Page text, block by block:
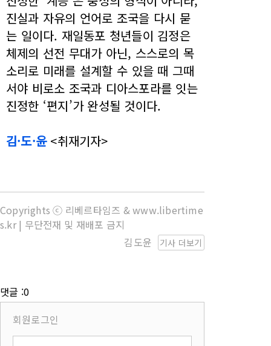
진실과 자유의 언어로 조국을 다시 묻
는 일이다. 재일동포 청년들이 김정은
체제의 선전 무대가 아닌, 스스로의 목
소리로 미래를 설계할 수 있을 때 그때
서야 비로소 조국과 디아스포라를 잇는
진정한 ‘편지’가 완성될 것이다.
김·도·윤<취재기자>
Copyrights ⓒ 리베르타임즈 & www.libertime
s.kr | 무단전재 및 재배포 금지
기사 더보기
김도윤
댓글 :0
회원로그인